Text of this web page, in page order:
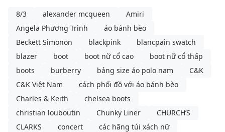
8/3 alexander mcqueen
Amiri
Angela Phương Trinh
áo bánh bèo
Beckett Simonon
blackpink
blancpain swatch
blazer
boot boot nữ cổ cao
boot nữ cổ thấp
boots
burberry bảng size áo polo nam
C&K
C&K Việt Nam
cách phối đồ với áo bánh bèo
Charles & Keith
chelsea boots
christian louboutin
Chunky Liner
CHURCH’S
CLARKS
concert
các hãng túi xách nữ